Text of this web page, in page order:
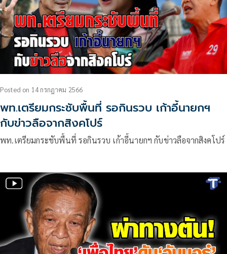
Posted on 14 กรกฎาคม 2566
พท.เตรียมกระชับพื้นที่ รอกินรวบ เก้าอี้นายกฯ
กับข่าวลือจากสิงคโปร์
พท.เตรียมกระชับพื้นที่ รอกินรวบ เก้าอี้นายกฯ กับข่าวลือจากสิงคโปร์